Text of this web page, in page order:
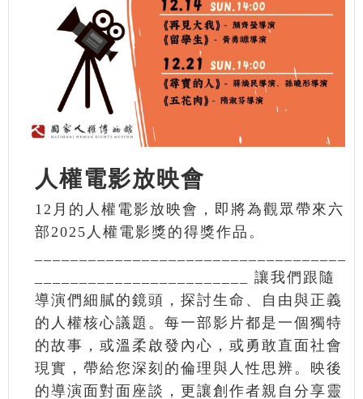
人權電影放映會
12月的人權電影放映會，即將為觀眾帶來六
部2025人權電影獎的得獎作品。
________________________ 讓我們跟隨​
導演們細膩的鏡頭，探討生命、自由與正義
的人權核心議題。每一部影片都是一個獨特
的故事，或溫柔啟發內心，或勇敢直面社會
現實，帶給您深刻的倫理與人性思辨。​映後
的導演面對面座談，更讓創作者親自分享靈